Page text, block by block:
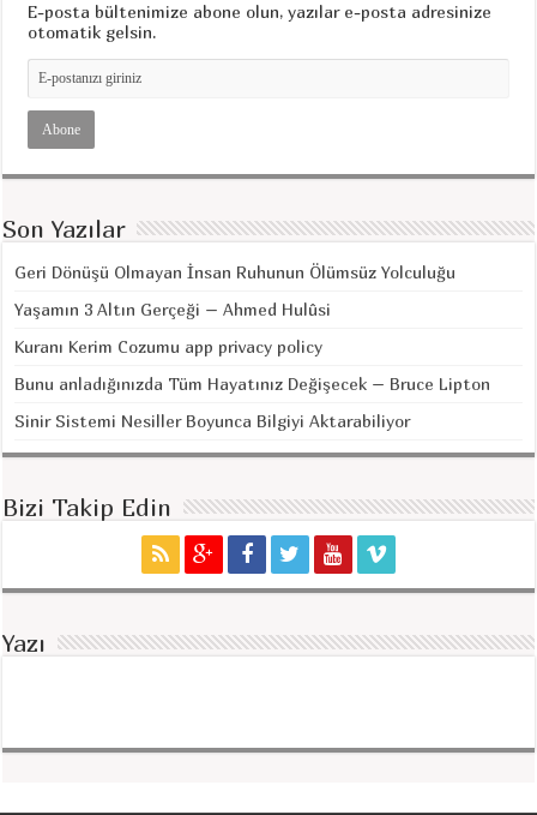
E-posta bültenimize abone olun, yazılar e-posta adresinize
otomatik gelsin.
Son Yazılar
Geri Dönüşü Olmayan İnsan Ruhunun Ölümsüz Yolculuğu
Yaşamın 3 Altın Gerçeği – Ahmed Hulûsi
Kuranı Kerim Cozumu app privacy policy
Bunu anladığınızda Tüm Hayatınız Değişecek – Bruce Lipton
Sinir Sistemi Nesiller Boyunca Bilgiyi Aktarabiliyor
Bizi Takip Edin
Yazı